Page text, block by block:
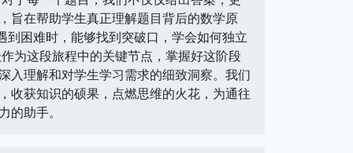
旨在帮助学生真正理解题目背后的数学原
到困难时，能够找到突破口，学会如何独立
为这段旅程中的关键节点，掌握好这阶段
入理解和对学生学习需求的细致洞察。我们
收获知识的硕果，点燃思维的火花，为通往
助手。